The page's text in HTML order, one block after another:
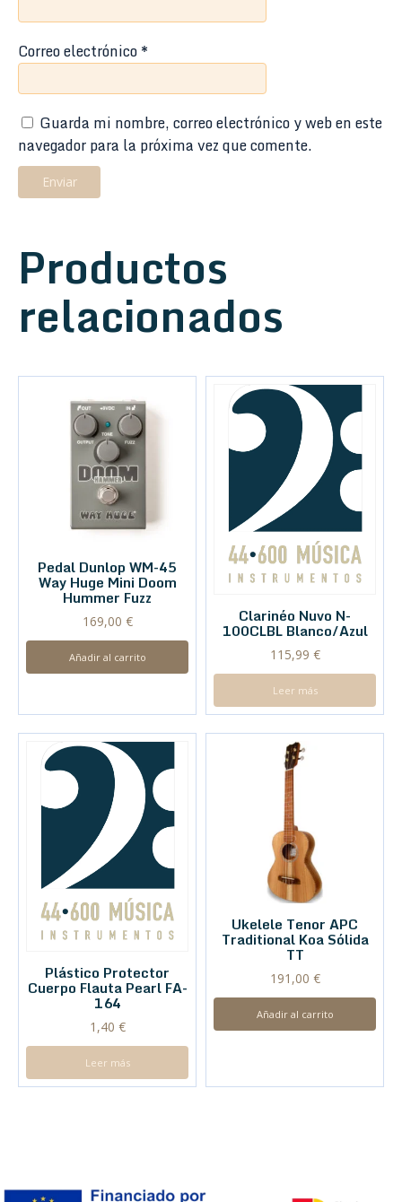
Correo electrónico*
Guarda mi nombre, correo electrónico y web en este
navegador para la próxima vez que comente.
Productos
relacionados
Pedal Dunlop WM-45
Way Huge Mini Doom
Hummer Fuzz
169,00 €
Añadir al carrito
Clarinéo Nuvo N-
100CLBL Blanco/Azul
115,99 €
Leer más
Plástico Protector
Cuerpo Flauta Pearl FA-
164
1,40 €
Leer más
Ukelele Tenor APC
Traditional Koa Sólida
TT
191,00 €
Añadir al carrito